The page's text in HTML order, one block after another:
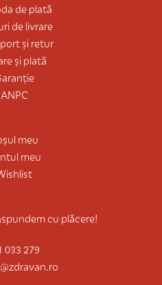
de plată
de livrare
și retur
și plată
ANPC
meu
meu
cu plăcere!
033 279